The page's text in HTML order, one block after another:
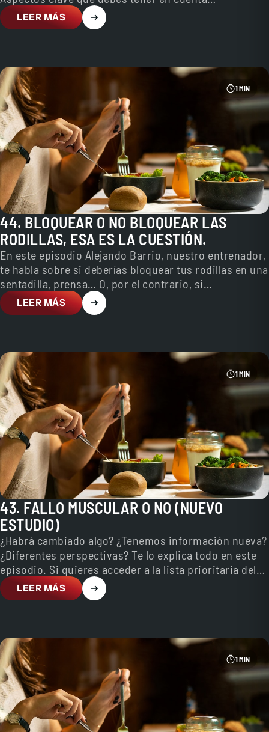
LEER MÁS
1 MIN
44. BLOQUEAR O NO BLOQUEAR LAS
RODILLAS, ESA ES LA CUESTIÓN.
En este episodio Alejando Barrio, nuestro entrenador,
te habla sobre si deberías bloquear tus rodillas en una
sentadilla, prensa… O, por el contrario, si…
LEER MÁS
1 MIN
43. FALLO MUSCULAR O NO (NUEVO
ESTUDIO)
¿Habrá cambiado algo? ¿Tenemos información nueva?
¿Diferentes perspectivas? Te lo explica todo en este
episodio. Si quieres acceder a la lista prioritaria del
Curso…
LEER MÁS
1 MIN